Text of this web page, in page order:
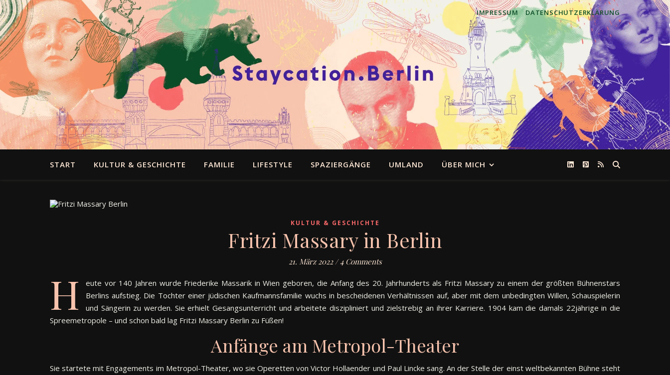
IMPRESSUM DATENSCHUTZERKLÄRUNG
START KULTUR & GESCHICHTE FAMILIE LIFESTYLE SPAZIERGÄNGE UMLAND ÜBER MICH
KULTUR & GESCHICHTE
Fritzi Massary in Berlin
21. März 2022 / 4 Comments
H
eute vor 140 Jahren wurde Friederike Massarik in Wien geboren, die Anfang des 20. Jahrhunderts als Fritzi Massary zu einem der größten Bühnenstars
Berlins aufstieg. Die Tochter einer jüdischen Kaufmannsfamilie wuchs in bescheidenen Verhältnissen auf, aber mit dem unbedingten Willen, Schauspielerin
und Sängerin zu werden. Sie erhielt Gesangsunterricht und arbeitete diszipliniert und zielstrebig an ihrer Karriere. 1904 kam die damals 22jährige in die
Spreemetropole – und schon bald lag Fritzi Massary Berlin zu Füßen!
Anfänge am Metropol-Theater
Sie startete mit Engagements im Metropol-Theater, wo sie Operetten von Victor Hollaender und Paul Lincke sang. An der Stelle der einst weltbekannten Bühne steht